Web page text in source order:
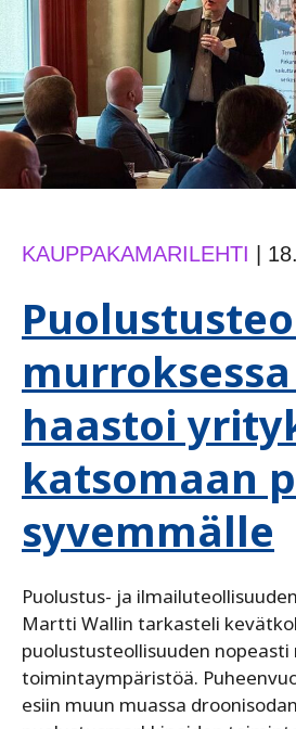
KAUPPAKAMARILEHTI
haastoi
katsomaan
syvemmälle
Puolustus- ja
Martti Wallin tarkasteli
puolustusteollisuuden
toimintaympäristöä.
esiin muun muassa